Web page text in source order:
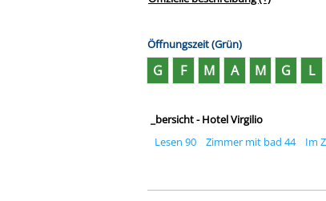
Öffnungszeit (Grün)
G F M A M G L
_bersicht - Hotel Virgilio
Lesen 90
Zimmer mit bad 44 Im